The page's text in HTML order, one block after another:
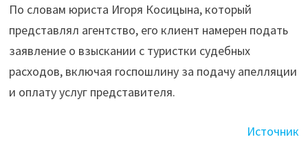
По словам юриста Игоря Косицына, который
представлял агентство, его клиент намерен подать
заявление о взыскании с туристки судебных
расходов, включая госпошлину за подачу апелляции
и оплату услуг представителя.
Источник